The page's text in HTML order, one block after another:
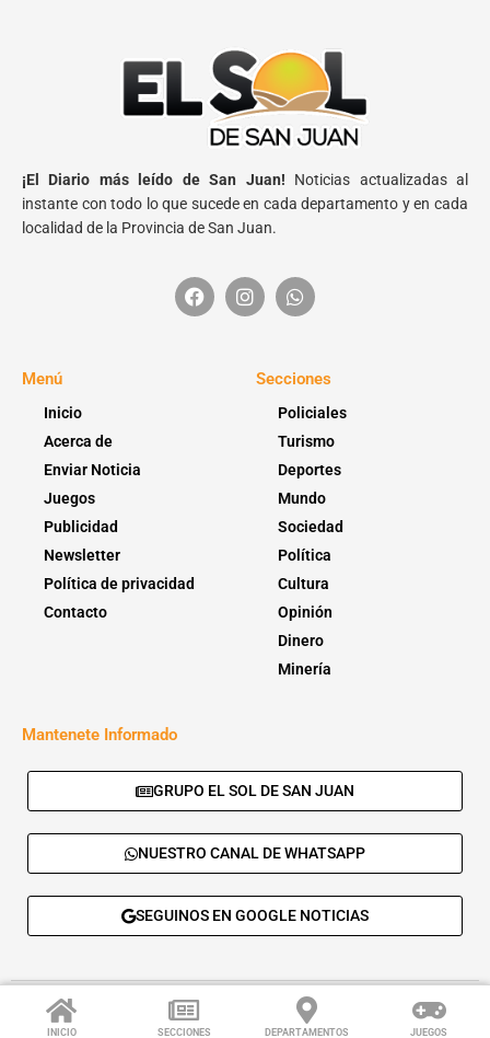
INICIO SECCIONES DEPARTAMENTOS JUEGOS
¡El Diario más leído de San Juan! Noticias actualizadas al
instante con todo lo que sucede en cada departamento y en cada
localidad de la Provincia de San Juan.
Menú
Inicio
Acerca de
Enviar Noticia
Juegos
Publicidad
Newsletter
Política de privacidad
Contacto
Secciones
Policiales
Turismo
Deportes
Mundo
Sociedad
Política
Cultura
Opinión
Dinero
Minería
Mantenete Informado
GRUPO EL SOL DE SAN JUAN
NUESTRO CANAL DE WHATSAPP
SEGUINOS EN GOOGLE NOTICIAS
© 2026 - El Sol de San Juan. Todos los derechos reservados. |
Desarrolla:
Daskalos Solutions